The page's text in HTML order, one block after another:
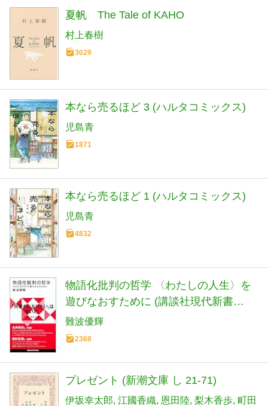
夏帆 The Tale of KAHO
村上春樹
3029
本なら売るほど 3 (ハルタコミックス)
児島青
1871
本なら売るほど 1 (ハルタコミックス)
児島青
4832
物語化批判の哲学 〈わたしの人生〉を
遊びなおすために (講談社現代新書
2782)
難波優輝
2368
プレゼント (新潮文庫 し 21-71)
伊坂幸太郎 江國香織 恩田陸 梨木香歩 町田